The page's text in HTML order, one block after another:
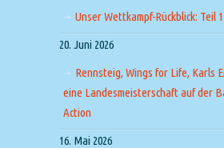
Unser Wettkampf-Rückblick: Teil 1
20. Juni 2026
Rennsteig, Wings for Life, Karls
eine Landesmeisterschaft auf der
Action
16. Mai 2026